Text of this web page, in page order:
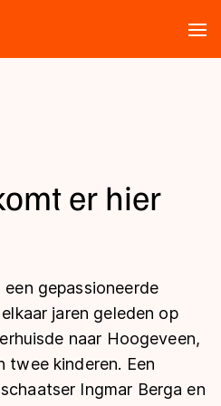
er hier
gepassioneerde
jaren geleden op
naar Hoogeveen,
twee kinderen. Een
Ingmar Berga en